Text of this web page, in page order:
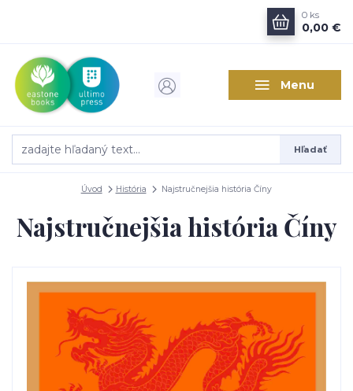
Menu
Hľadať
0 ks
0,00 €
Úvod História Najstručnejšia história Číny
Najstručnejšia história Číny